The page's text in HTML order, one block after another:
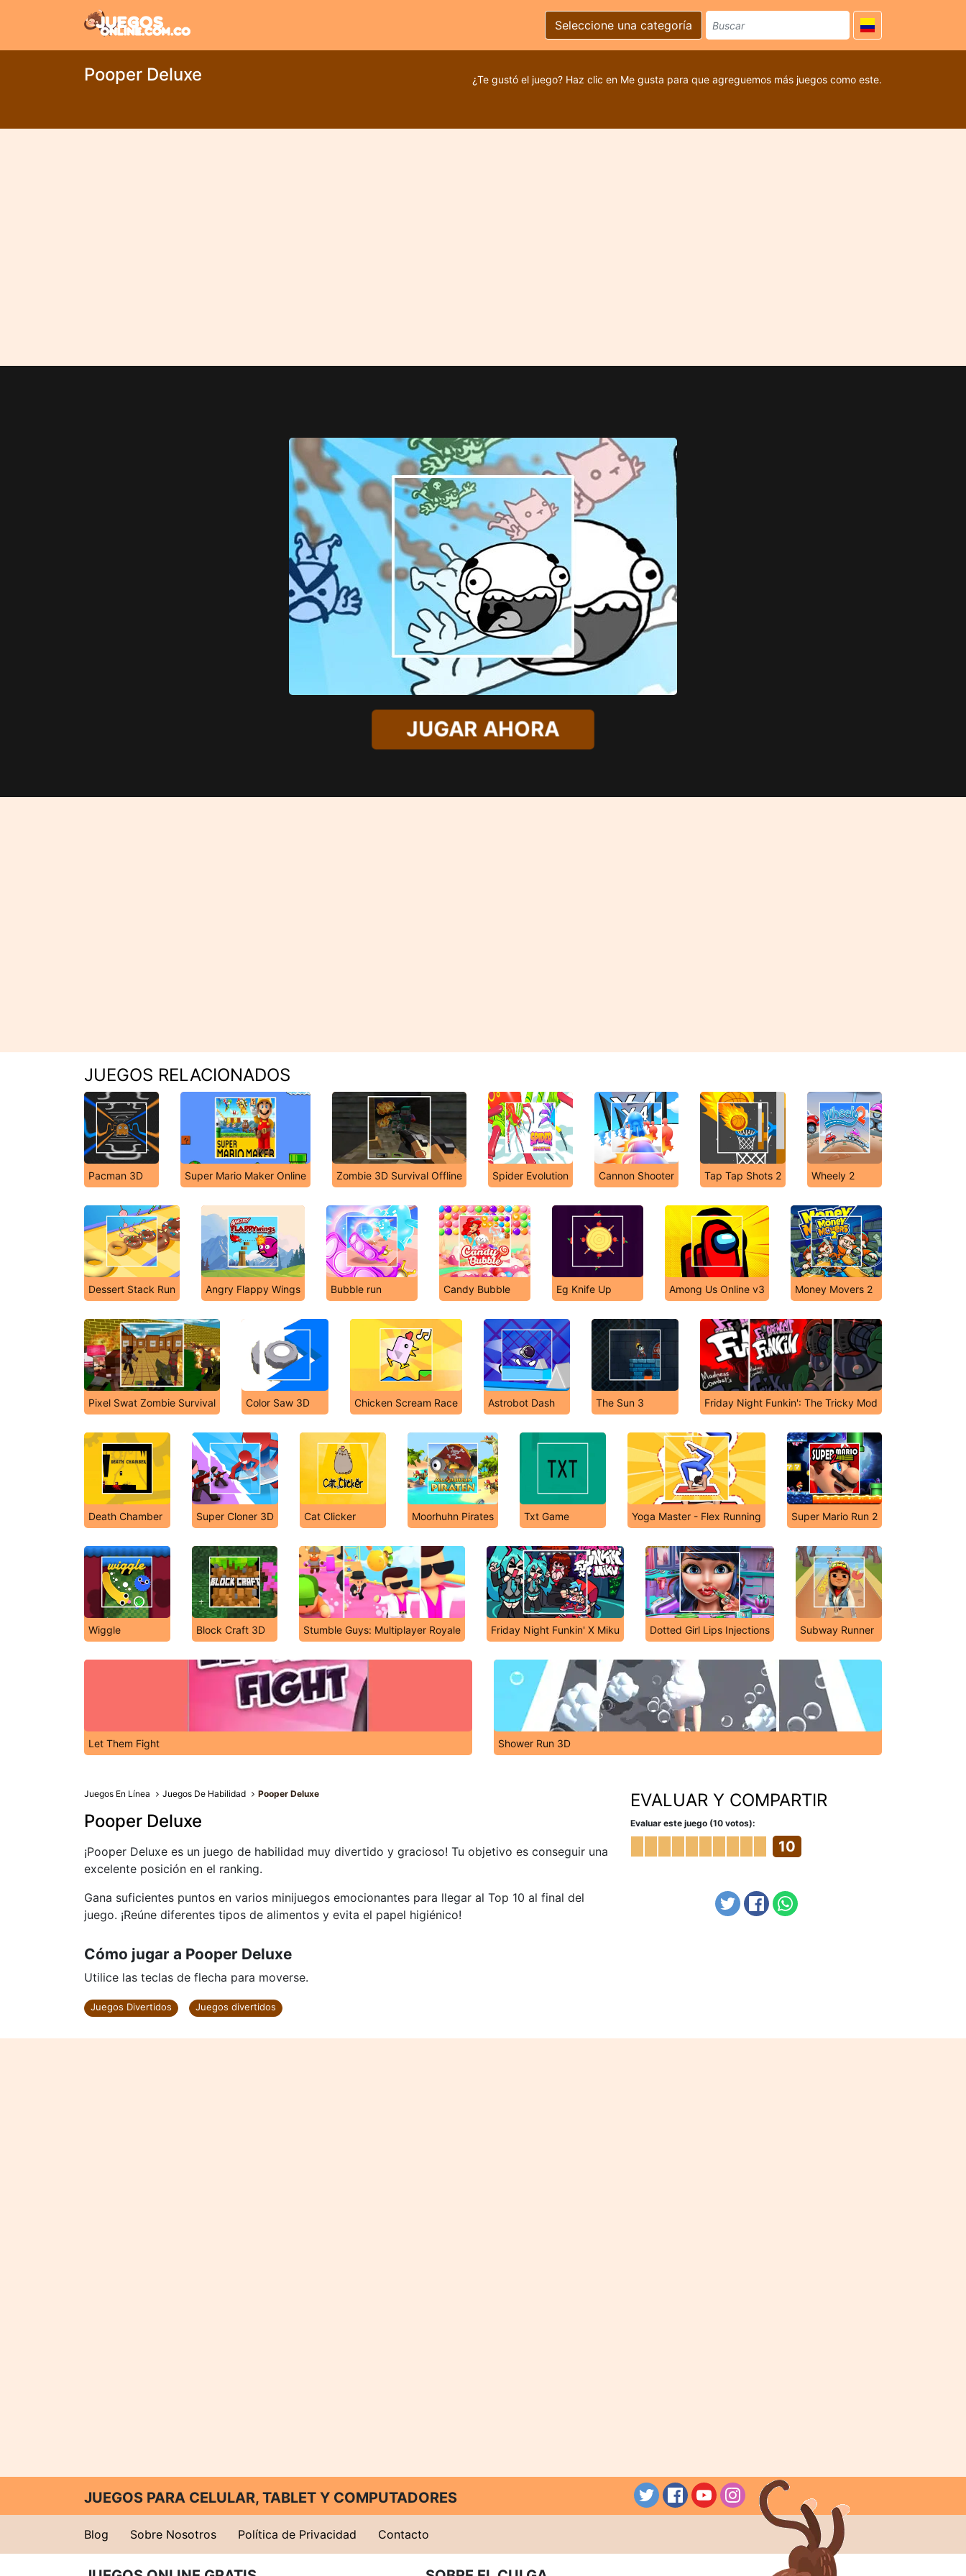
Seleccione una categoría
Pooper Deluxe ¿Te gustó el juego? Haz clic en Me gusta para que agreguemos más juegos como este.
JUGAR AHORA
JUEGOS RELACIONADOS
Pacman 3D Super Mario Maker Online Zombie 3D Survival Offline Spider Evolution Cannon Shooter Tap Tap Shots 2 Wheely 2
Dessert Stack Run Angry Flappy Wings Bubble run Candy Bubble Eg Knife Up Among Us Online v3 Money Movers 2
Pixel Swat Zombie Survival Color Saw 3D Chicken Scream Race Astrobot Dash The Sun 3 Friday Night Funkin': The Tricky Mod
Death Chamber Super Cloner 3D Cat Clicker Moorhuhn Pirates Txt Game Yoga Master - Flex Running Super Mario Run 2
Wiggle Block Craft 3D Stumble Guys: Multiplayer Royale Friday Night Funkin' X Miku Dotted Girl Lips Injections Subway Runner
Let Them Fight Shower Run 3D
Juegos En Línea Juegos De Habilidad Pooper Deluxe
Pooper Deluxe
¡Pooper Deluxe es un juego de habilidad muy divertido y gracioso! Tu objetivo es conseguir una
excelente posición en el ranking.
Gana suficientes puntos en varios minijuegos emocionantes para llegar al Top 10 al final del
juego. ¡Reúne diferentes tipos de alimentos y evita el papel higiénico!
Cómo jugar a Pooper Deluxe
Utilice las teclas de flecha para moverse.
Juegos Divertidos Juegos divertidos
EVALUAR Y COMPARTIR
Evaluar este juego (10 votos):
10
JUEGOS PARA CELULAR, TABLET Y COMPUTADORES
Blog Sobre Nosotros Política de Privacidad Contacto